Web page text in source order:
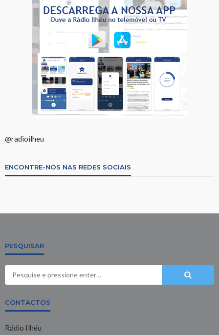
@radioilheu
ENCONTRE-NOS NAS REDES SOCIAIS
PESQUISAR
CONTACTOS
Rádio Ilhéu